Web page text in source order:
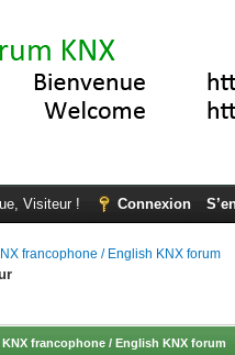
Visiteur ! Connexion
francophone / English KNX forum
francophone / English KNX forum